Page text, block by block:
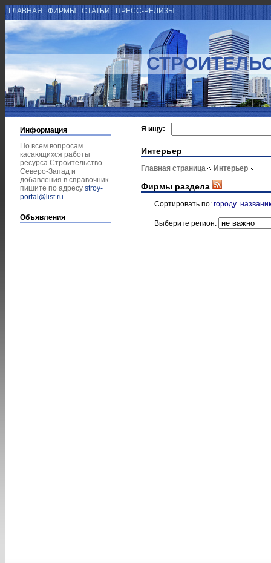
ГЛАВНАЯ ФИРМЫ СТАТЬИ ПРЕСС-РЕЛИЗЫ
Информация
По всем вопросам
касающихся работы
ресурса Строительство
Северо-Запад и
добавления в справочник
пишите по адресу stroy-
portal@list.ru.
Объявления
Я ищу:
Интерьер
Главная страница Интерьер
Фирмы раздела
Сортировать по: городу
Выберите регион: